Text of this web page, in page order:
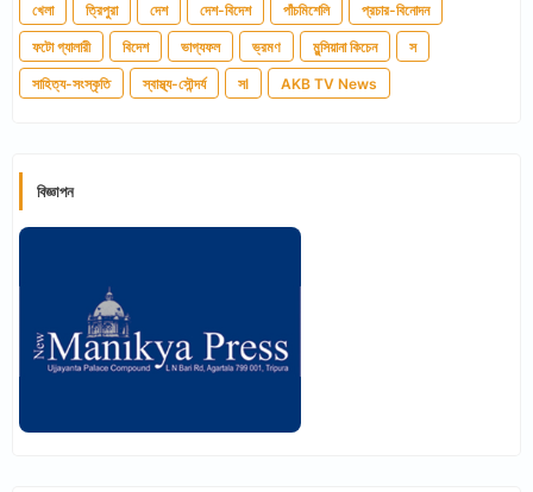
খেলা ত্রিপুরা দেশ দেশ-বিদেশ পাঁচমিশেলি প্রচার-বিনোদন
ফটো গ্যালারী বিদেশ ভাগ্যফল ভ্রমণ মুন্সিয়ানা কিচেন স
সাহিত্য-সংস্কৃতি স্বাস্থ্য-সৌন্দর্য সl AKB TV News
বিজ্ঞাপন